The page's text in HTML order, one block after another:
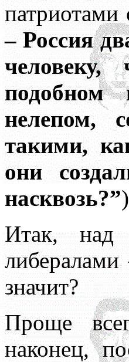
патриотами
– Россия
подобном
нелепом,
такими,
они
насквозь?”
Итак, над
значит?
Проще
наконец,